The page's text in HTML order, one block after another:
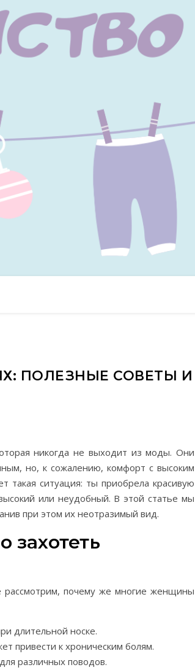
ПОЛЕЗНЫЕ СОВЕТЫ И
никогда не выходит из моды. Они
но, к сожалению, комфорт с высоким
такая ситуация: ты приобрела красивую
или неудобный. В этой статье мы
при этом их неотразимый вид.
почему же многие женщины
длительной носке.
привести к хроническим болям.
различных поводов.